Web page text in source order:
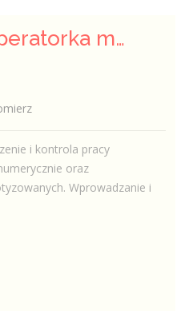
Operator / Operatorka maszyn CNC (K/M)
i kontrola pracy
oraz
Wprowadzanie i